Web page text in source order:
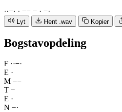
··−· · −− − · −·
Lyt Hent .wav Kopier
Bogstavopdeling
F ··−·
E ·
M −−
T −
E ·
N −·